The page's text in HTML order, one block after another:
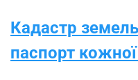
Кадастр
паспорт кожної